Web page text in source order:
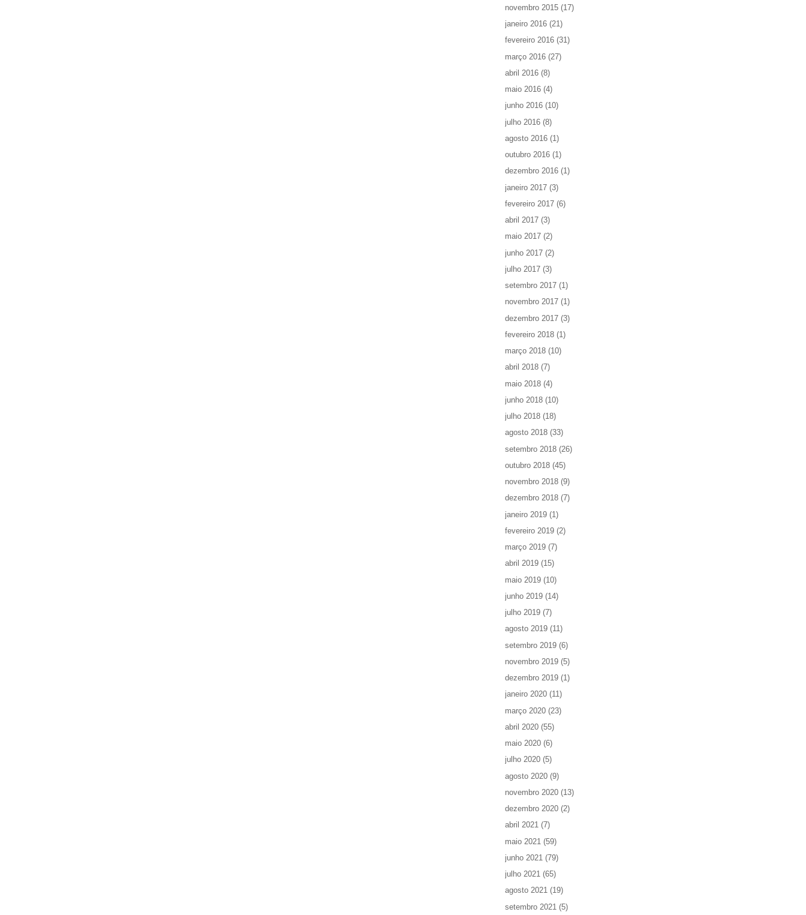
novembro 2015 (17)
janeiro 2016 (21)
fevereiro 2016 (31)
março 2016 (27)
abril 2016 (8)
maio 2016 (4)
junho 2016 (10)
julho 2016 (8)
agosto 2016 (1)
outubro 2016 (1)
dezembro 2016 (1)
janeiro 2017 (3)
fevereiro 2017 (6)
abril 2017 (3)
maio 2017 (2)
junho 2017 (2)
julho 2017 (3)
setembro 2017 (1)
novembro 2017 (1)
dezembro 2017 (3)
fevereiro 2018 (1)
março 2018 (10)
abril 2018 (7)
maio 2018 (4)
junho 2018 (10)
julho 2018 (18)
agosto 2018 (33)
setembro 2018 (26)
outubro 2018 (45)
novembro 2018 (9)
dezembro 2018 (7)
janeiro 2019 (1)
fevereiro 2019 (2)
março 2019 (7)
abril 2019 (15)
maio 2019 (10)
junho 2019 (14)
julho 2019 (7)
agosto 2019 (11)
setembro 2019 (6)
novembro 2019 (5)
dezembro 2019 (1)
janeiro 2020 (11)
março 2020 (23)
abril 2020 (55)
maio 2020 (6)
julho 2020 (5)
agosto 2020 (9)
novembro 2020 (13)
dezembro 2020 (2)
abril 2021 (7)
maio 2021 (59)
junho 2021 (79)
julho 2021 (65)
agosto 2021 (19)
setembro 2021 (5)